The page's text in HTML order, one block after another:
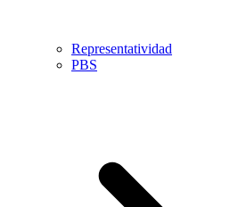
Representatividad
PBS